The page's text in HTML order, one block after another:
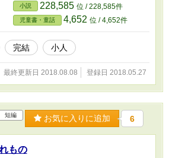
小説 228,585 位 / 228,585件
児童書・童話 4,652 位 / 4,652件
完結 小人
最終更新日 2018.08.08 登録日 2018.05.27
短編 お気に入りに追加 6
もの